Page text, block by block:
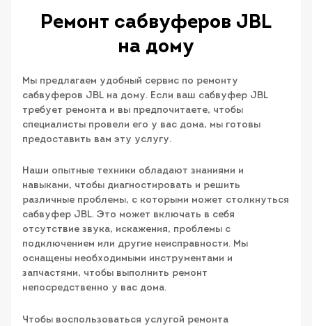
Ремонт сабвуферов JBL
на дому
Мы предлагаем удобный сервис по ремонту
сабвуферов JBL на дому. Если ваш сабвуфер JBL
требует ремонта и вы предпочитаете, чтобы
специалисты провели его у вас дома, мы готовы
предоставить вам эту услугу.
Наши опытные техники обладают знаниями и
навыками, чтобы диагностировать и решить
различные проблемы, с которыми может столкнуться
сабвуфер JBL. Это может включать в себя
отсутствие звука, искажения, проблемы с
подключением или другие неисправности. Мы
оснащены необходимыми инструментами и
запчастями, чтобы выполнить ремонт
непосредственно у вас дома.
Чтобы воспользоваться услугой ремонта